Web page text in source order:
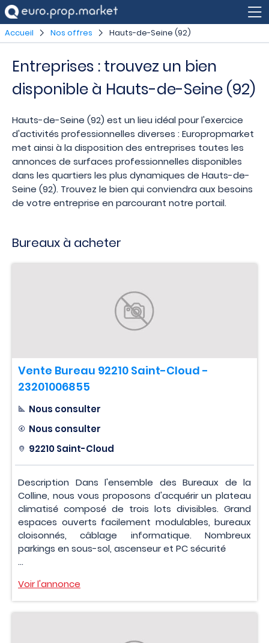
Accueil Nos offres Hauts-de-Seine (92)
Entreprises : trouvez un bien
disponible à Hauts-de-Seine (92)
Hauts-de-Seine (92) est un lieu idéal pour l'exercice
d'activités professionnelles diverses : Europropmarket
met ainsi à la disposition des entreprises toutes les
annonces de surfaces professionnelles disponibles
dans les quartiers les plus dynamiques de Hauts-de-
Seine (92). Trouvez le bien qui conviendra aux besoins
de votre entreprise en parcourant notre portail.
Bureaux à acheter
Vente Bureau 92210 Saint-Cloud -
23201006855
Nous consulter
Nous consulter
92210 Saint-Cloud
Description Dans l'ensemble des Bureaux de la
Colline, nous vous proposons d'acquérir un plateau
climatisé composé de trois lots divisibles. Grand
espaces ouverts facilement modulables, bureaux
cloisonnés, câblage informatique. Nombreux
parkings en sous-sol, ascenseur et PC sécurité
...
Voir l'annonce